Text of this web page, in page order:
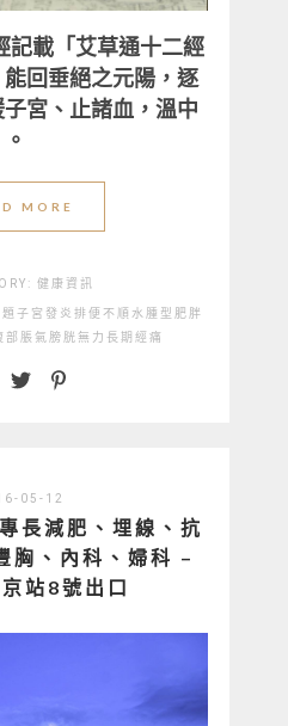
記載「艾草通十二經
回垂絕之元陽，逐
宮、止諸血，溫中
MORE
健康資訊
子宮發炎 排便不順 水腫型肥胖
部脹氣 膀胱無力 長期經痛
05-12
長減肥、埋線、抗
胸、內科、婦科 –
站8號出口